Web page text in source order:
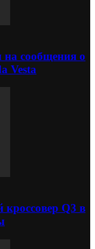
на сообщения о
Vesta
Q3 в